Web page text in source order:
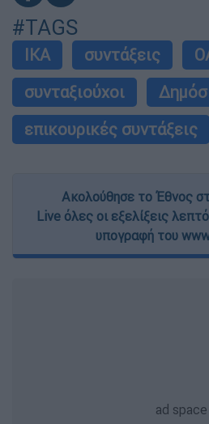
#TAGS
ΙΚΑ συντάξεις
συνταξιούχοι
επικουρικές συντάξεις
Ακολούθησε το Έθνος
Live όλες οι εξελίξεις
υπογραφή του